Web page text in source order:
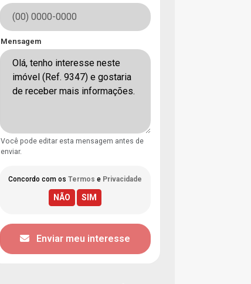
Mensagem
Você pode editar esta mensagem antes de
enviar.
Concordo com os Termos e Privacidade
Enviar meu interesse